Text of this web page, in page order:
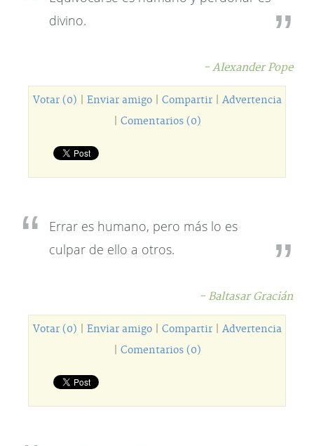
divino.
- Alexander Pope
Votar (0) Enviar amigo| Compartir| Advertencia
Comentarios (0)
Errar es humano, pero más lo es
culpar de ello a otros.
- Baltasar Gracián
Votar (0) Enviar amigo| Compartir| Advertencia
Comentarios (0)